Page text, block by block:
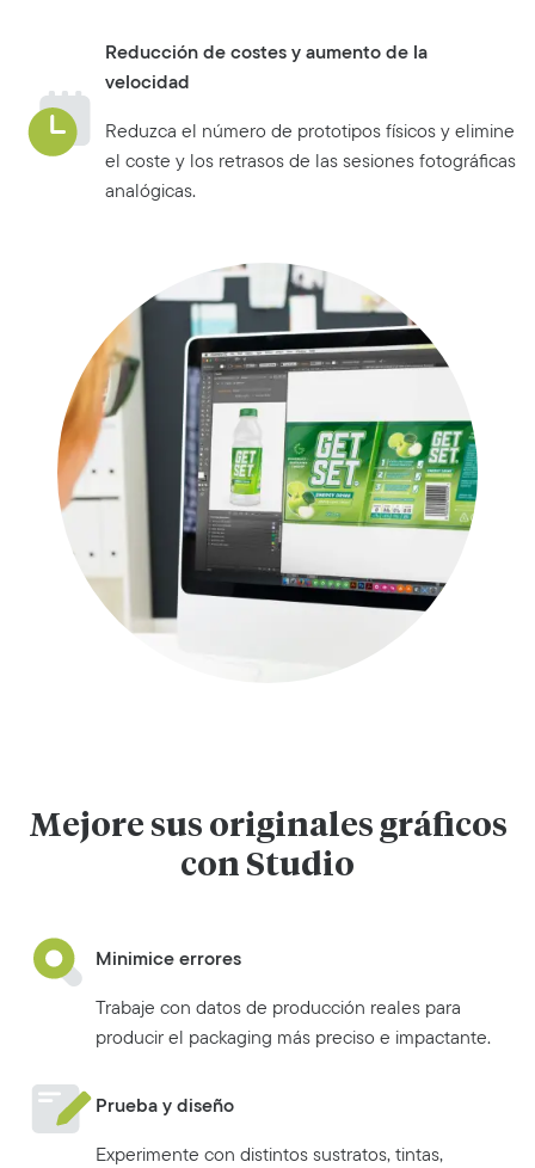
Reducción de costes y aumento de la
velocidad
Reduzca el número de prototipos físicos y elimine
el coste y los retrasos de las sesiones fotográficas
analógicas.
Mejore sus originales gráficos
con Studio
Minimice errores
Trabaje con datos de producción reales para
producir el packaging más preciso e impactante.
Prueba y diseño
Experimente con distintos sustratos, tintas,